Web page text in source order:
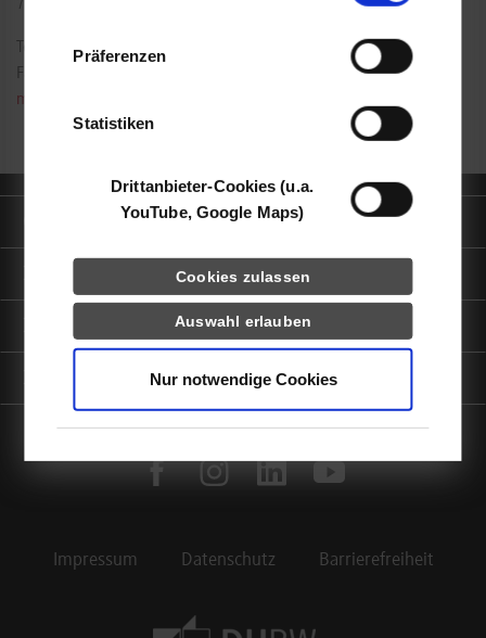
Daten zusammen, die Sie ihnen bereitgestellt
haben oder die sie im Rahmen Ihrer Nutzung
Präferenzen
Statistiken
Drittanbieter-Cookies (u.a.
YouTube, Google Maps)
Cookies zulassen
Auswahl erlauben
Nur notwendige Cookies
70174
Tel.:
0711/1849-4693
Fax: 0711/1849-831
marko.ducic@dhbw-stuttgart.de
Informationen für
facebook instagramlinkedin youtube
Impressum Datenschutz Barrierefreiheit